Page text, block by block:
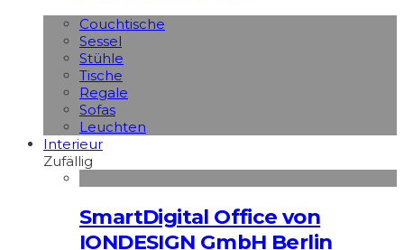
Couchtische
Sessel
Stühle
Tische
Regale
Sofas
Leuchten
Interieur
Zufällig
SmartDigital Office von
IONDESIGN GmbH Berlin